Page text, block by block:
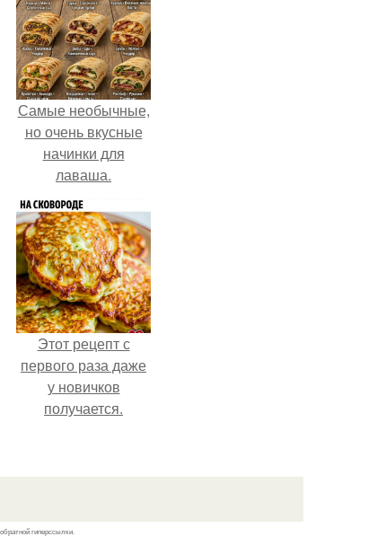
Самые необычные,
но очень вкусные
начинки для
лаваша.
Этот рецепт с
первого раза даже
у новичков
получается.
гиперссылки.